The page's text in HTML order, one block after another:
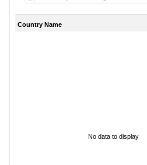
Country Name
No data to display